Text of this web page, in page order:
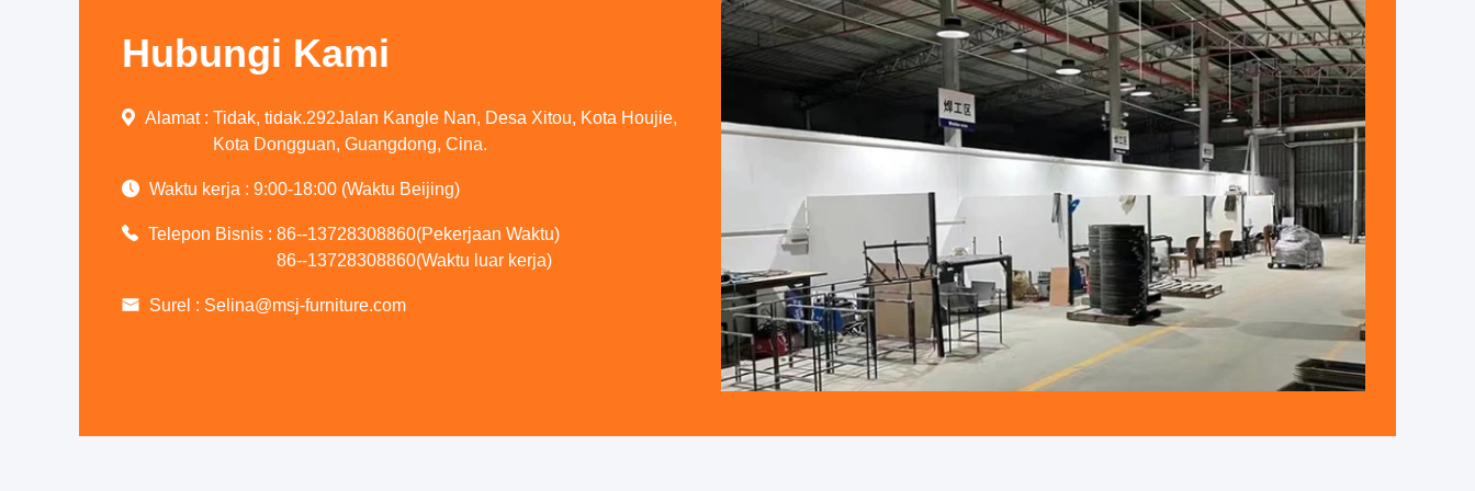
Hubungi Kami
Alamat : Tidak, tidak.292Jalan Kangle Nan, Desa Xitou, Kota Houjie,
Kota Dongguan, Guangdong, Cina.
Waktu kerja : 9:00-18:00 (Waktu Beijing)
Telepon Bisnis : 86--13728308860(Pekerjaan Waktu)
86--13728308860(Waktu luar kerja)
Surel : Selina@msj-furniture.com